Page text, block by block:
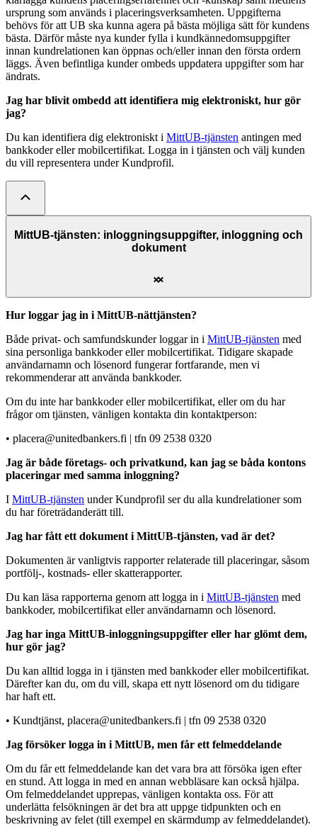
ursprung som används i placeringsverksamheten. Uppgifterna
behövs för att UB ska kunna agera på bästa möjliga sätt för kundens
bästa. Därför måste nya kunder fylla i kundkännedomsuppgifter
innan kundrelationen kan öppnas och/eller innan den första ordern
läggs. Även befintliga kunder ombeds uppdatera uppgifter som har
ändrats.
Jag har blivit ombedd att identifiera mig elektroniskt, hur gör
jag?
Du kan identifiera dig elektroniskt i MittUB-tjänsten antingen med
bankkoder eller mobilcertifikat. Logga in i tjänsten och välj kunden
du vill representera under Kundprofil.
MittUB-tjänsten: inloggningsuppgifter, inloggning och
dokument
Hur loggar jag in i MittUB-nättjänsten?
Både privat- och samfundskunder loggar in i MittUB-tjänsten med
sina personliga bankkoder eller mobilcertifikat. Tidigare skapade
användarnamn och lösenord fungerar fortfarande, men vi
rekommenderar att använda bankkoder.
Om du inte har bankkoder eller mobilcertifikat, eller om du har
frågor om tjänsten, vänligen kontakta din kontaktperson:
• placera@unitedbankers.fi | tfn 09 2538 0320
Jag är både företags- och privatkund, kan jag se båda kontons
placeringar med samma inloggning?
I MittUB-tjänsten under Kundprofil ser du alla kundrelationer som
du har företrädanderätt till.
Jag har fått ett dokument i MittUB-tjänsten, vad är det?
Dokumenten är vanligtvis rapporter relaterade till placeringar, såsom
portfölj-, kostnads- eller skatterapporter.
Du kan läsa rapporterna genom att logga in i MittUB-tjänsten med
bankkoder, mobilcertifikat eller användarnamn och lösenord.
Jag har inga MittUB-inloggningsuppgifter eller har glömt dem,
hur gör jag?
Du kan alltid logga in i tjänsten med bankkoder eller mobilcertifikat.
Därefter kan du, om du vill, skapa ett nytt lösenord om du tidigare
har haft ett.
• Kundtjänst, placera@unitedbankers.fi | tfn 09 2538 0320
Jag försöker logga in i MittUB, men får ett felmeddelande
Om du får ett felmeddelande kan det vara bra att försöka igen efter
en stund. Att logga in med en annan webbläsare kan också hjälpa.
Om felmeddelandet upprepas, vänligen kontakta oss. För att
underlätta felsökningen är det bra att uppge tidpunkten och en
beskrivning av felet (till exempel en skärmdump av felmeddelandet).